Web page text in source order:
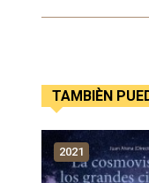
TAMBIÈN
2021